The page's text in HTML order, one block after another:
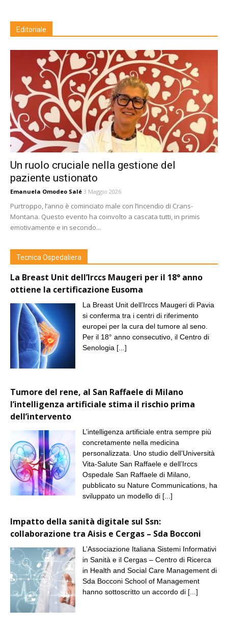
Editoriale
Un ruolo cruciale nella gestione del
paziente ustionato
Emanuela Omodeo Salé 3 Maggio 2026
Purtroppo, l’anno è cominciato male con l’incendio di Crans-
Montana. Questo evento ha coinvolto a cascata tutti, in primis
emotivamente e in secondo...
Tecnica Ospedaliera
La Breast Unit dell’Irccs Maugeri per il 18° anno
ottiene la certificazione Eusoma
La Breast Unit dell’Irccs Maugeri di Pavia
si conferma tra i centri di riferimento
europei per la cura del tumore al seno.
Per il 18° anno consecutivo, il Centro di
Senologia [...]
Tumore del rene, al San Raffaele di Milano
l’intelligenza artificiale stima il rischio prima
dell’intervento
L’intelligenza artificiale entra sempre più
concretamente nella medicina
personalizzata. Uno studio dell’Università
Vita-Salute San Raffaele e dell’Irccs
Ospedale San Raffaele di Milano,
pubblicato su Nature Communications, ha
sviluppato un modello di [...]
Impatto della sanità digitale sul Ssn:
collaborazione tra Aisis e Cergas – Sda Bocconi
L’Associazione Italiana Sistemi Informativi
in Sanità e il Cergas – Centro di Ricerca
in Health and Social Care Management di
Sda Bocconi School of Management
hanno sottoscritto un accordo di [...]